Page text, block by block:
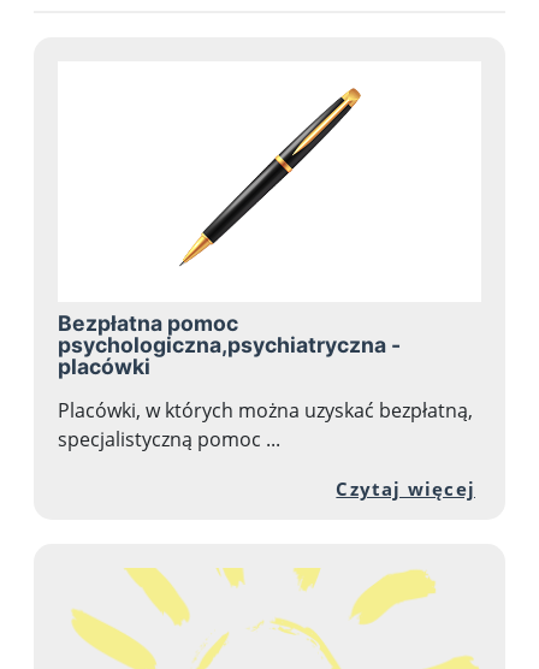
Bezpłatna pomoc
psychologiczna,psychiatryczna -
placówki
Placówki, w których można uzyskać bezpłatną,
specjalistyczną pomoc ...
Czytaj więcej